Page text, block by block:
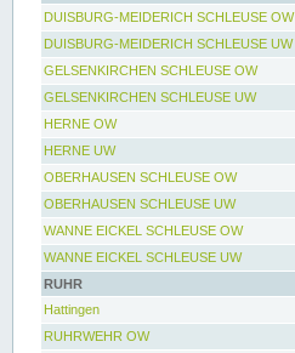
DUISBURG-MEIDERICH SCHLEUSE OW
DUISBURG-MEIDERICH SCHLEUSE UW
GELSENKIRCHEN SCHLEUSE OW
GELSENKIRCHEN SCHLEUSE UW
HERNE OW
HERNE UW
OBERHAUSEN SCHLEUSE OW
OBERHAUSEN SCHLEUSE UW
WANNE EICKEL SCHLEUSE OW
WANNE EICKEL SCHLEUSE UW
RUHR
Hattingen
RUHRWEHR OW